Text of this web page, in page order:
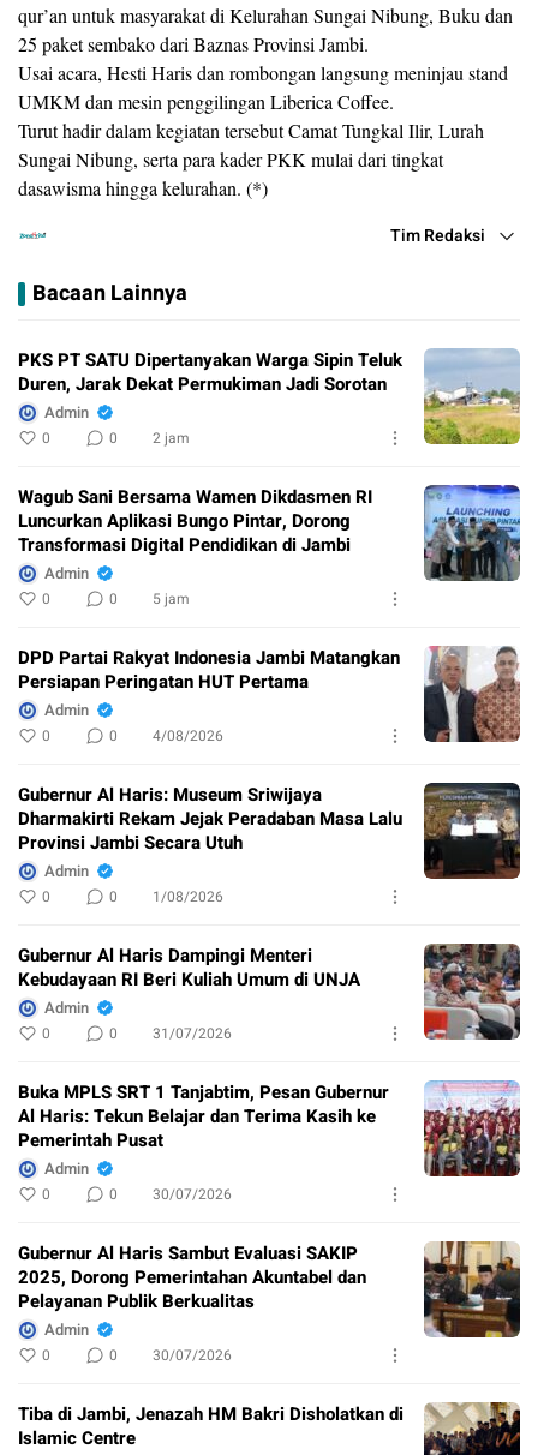
qur’an untuk masyarakat di Kelurahan Sungai Nibung, Buku dan
25 paket sembako dari Baznas Provinsi Jambi.
Usai acara, Hesti Haris dan rombongan langsung meninjau stand
UMKM dan mesin penggilingan Liberica Coffee.
Turut hadir dalam kegiatan tersebut Camat Tungkal Ilir, Lurah
Sungai Nibung, serta para kader PKK mulai dari tingkat
dasawisma hingga kelurahan. (*)
Tim Redaksi
Bacaan Lainnya
PKS PT SATU Dipertanyakan Warga Sipin Teluk
Duren, Jarak Dekat Permukiman Jadi Sorotan
Admin
0 0 2 jam
Wagub Sani Bersama Wamen Dikdasmen RI
Luncurkan Aplikasi Bungo Pintar, Dorong
Transformasi Digital Pendidikan di Jambi
Admin
0 0 5 jam
DPD Partai Rakyat Indonesia Jambi Matangkan
Persiapan Peringatan HUT Pertama
Admin
0 0 4/08/2026
Gubernur Al Haris: Museum Sriwijaya
Dharmakirti Rekam Jejak Peradaban Masa Lalu
Provinsi Jambi Secara Utuh
Admin
0 0 1/08/2026
Gubernur Al Haris Dampingi Menteri
Kebudayaan RI Beri Kuliah Umum di UNJA
Admin
0 0 31/07/2026
Buka MPLS SRT 1 Tanjabtim, Pesan Gubernur
Al Haris: Tekun Belajar dan Terima Kasih ke
Pemerintah Pusat
Admin
0 0 30/07/2026
Gubernur Al Haris Sambut Evaluasi SAKIP
2025, Dorong Pemerintahan Akuntabel dan
Pelayanan Publik Berkualitas
Admin
0 0 30/07/2026
Tiba di Jambi, Jenazah HM Bakri Disholatkan di
Islamic Centre